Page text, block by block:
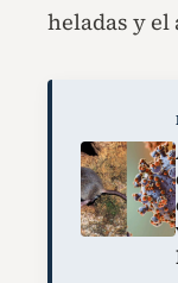
heladas y